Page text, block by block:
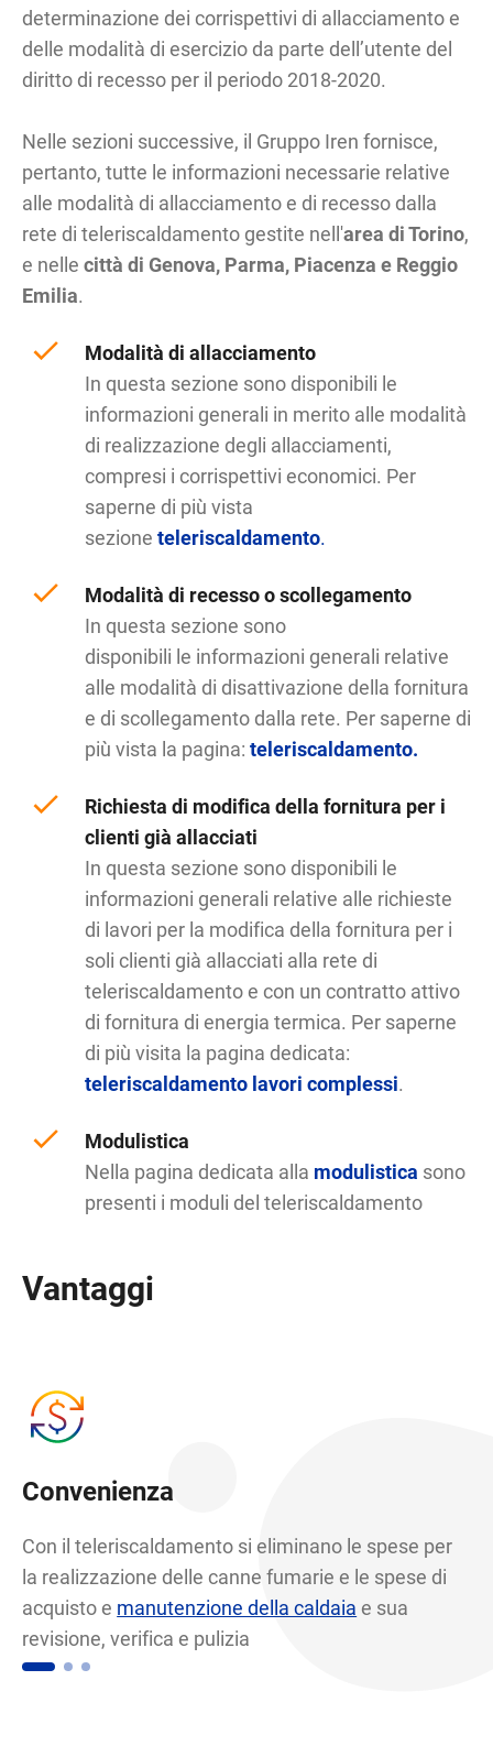
determinazione dei corrispettivi di allacciamento e
delle modalità di esercizio da parte dell’utente del
diritto di recesso per il periodo 2018-2020.
Nelle sezioni successive, il Gruppo Iren fornisce,
pertanto, tutte le informazioni necessarie relative
alle modalità di allacciamento e di recesso dalla
rete di teleriscaldamento gestite nell'area di Torino,
e nellecittà di Genova, Parma, Piacenza e Reggio
Emilia.
Modalità di allacciamento
In questa sezione sono disponibili le
informazioni generali in merito alle modalità
di realizzazione degli allacciamenti,
compresi i corrispettivi economici. Per
saperne di più vista
sezione teleriscaldamento.
Modalità di recesso o scollegamento
In questa sezione sono
disponibili le informazioni generali relative
alle modalità di disattivazione della fornitura
e di scollegamento dalla rete. Per saperne di
più vista la pagina: teleriscaldamento.
Richiesta di modifica della fornitura per i
clienti già allacciati
In questa sezione sono disponibili le
informazioni generali relative alle richieste
di lavori per la modifica della fornitura per i
soli clienti già allacciati alla rete di
teleriscaldamento e con un contratto attivo
di fornitura di energia termica. Per saperne
di più visita la pagina dedicata:
teleriscaldamento lavori complessi.
Modulistica
Nella pagina dedicata alla modulistica sono
presenti i moduli del teleriscaldamento
Vantaggi
Convenienza
Con il teleriscaldamento si eliminano le spese per
la realizzazione delle canne fumarie e le spese di
acquisto e manutenzione della caldaia e sua
revisione, verifica e pulizia